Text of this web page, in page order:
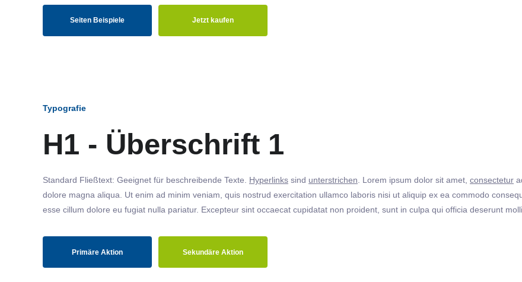
Seiten Beispiele Jetzt kaufen
Typografie
H1 - Überschrift 1
Standard Fließtext: Geeignet für beschreibende Texte. Hyperlinks sind unterstrichen . Lorem ipsum dolor sit amet, consectetur
dolore magna aliqua. Ut enim ad minim veniam, quis nostrud exercitation ullamco laboris nisi ut aliquip ex ea commodo
esse cillum dolore eu fugiat nulla pariatur. Excepteur sint occaecat cupidatat non proident, sunt in culpa qui officia deserunt
Primäre Aktion Sekundäre Aktion